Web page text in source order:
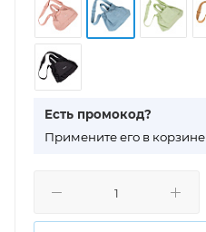
Есть промокод?
Примените его в корзине